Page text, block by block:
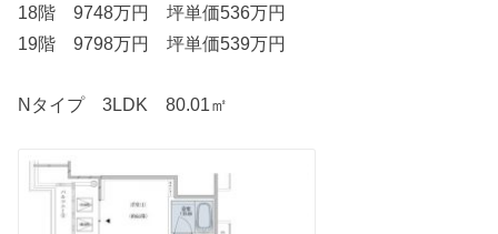
18階 9748万円 坪単価536万円
19階 9798万円 坪単価539万円
Nタイプ 3LDK 80.01㎡